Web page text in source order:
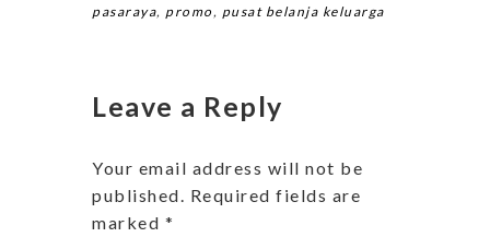
pasaraya, promo , pusat belanja keluarga
Leave a Reply
Your email address will not be
published. Required fields are
marked *